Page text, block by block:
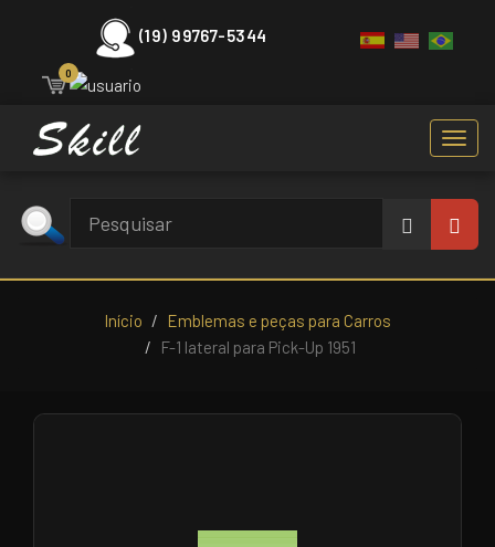
(19) 99767-5344
0
Início
Emblemas e peças para Carros
F-1 lateral para Pick-Up 1951